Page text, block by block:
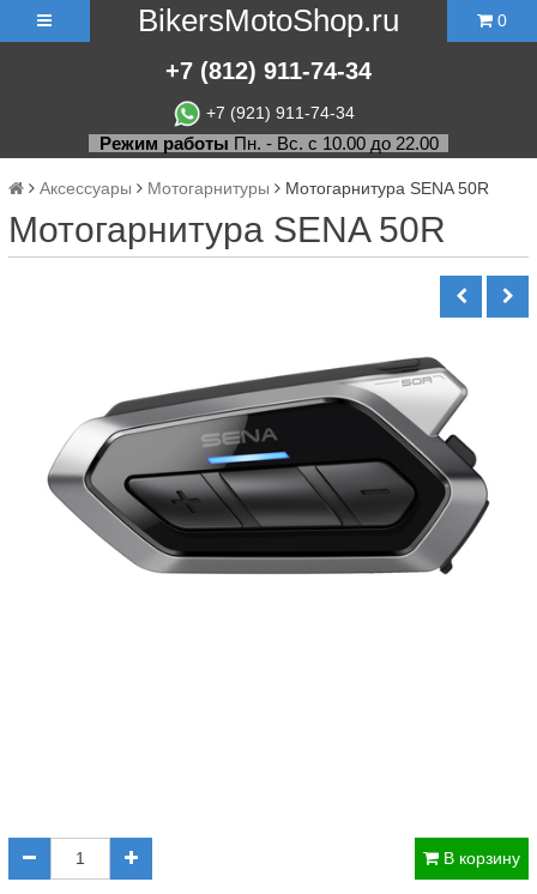
BikersMotoShop.ru
+7 (812) 911-74-34
+7 (921) 911-74-34
0
Режим работы Пн. - Вс. с 10.00 до 22.00
Аксессуары Мотогарнитуры Мотогарнитура SENA 50R
Мотогарнитура SENA 50R
В корзину